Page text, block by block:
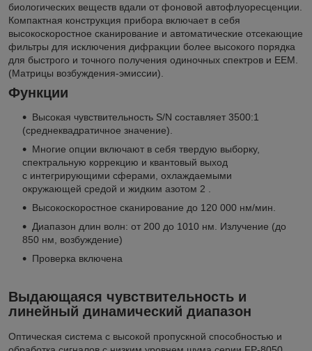
биологических веществ вдали от фоновой автофлуоресценции.
Компактная конструкция прибора включает в себя
высокоскоростное сканирование и автоматические отсекающие
фильтры для исключения дифракции более высокого порядка
для быстрого и точного получения одиночных спектров и EEM.
(Матрицы возбуждения-эмиссии).
Функции
Высокая чувствительность S/N составляет 3500:1
(среднеквадратичное значение).
Многие опции включают в себя твердую выборку,
спектральную коррекцию и квантовый выход
с интегрирующими сферами, охлаждаемыми
окружающей средой и жидким азотом 2 .
Высокоскоростное сканирование до 120 000 нм/мин.
Диапазон длин волн: от 200 до 1010 нм. Излучение (до
850 нм, возбуждение)
Проверка включена
Выдающаяся чувствительность и
линейный динамический диапазон
Оптическая система с высокой пропускной способностью и